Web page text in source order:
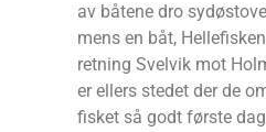
av båtene dro
mens en båt,
retning Svelvik mot
er ellers stedet der de
fisket så godt første